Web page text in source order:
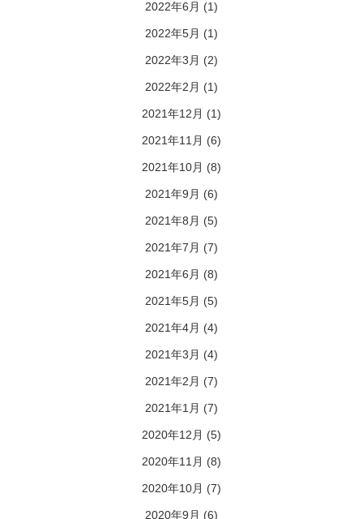
2022年6月 (1)
2022年5月 (1)
2022年3月 (2)
2022年2月 (1)
2021年12月 (1)
2021年11月 (6)
2021年10月 (8)
2021年9月 (6)
2021年8月 (5)
2021年7月 (7)
2021年6月 (8)
2021年5月 (5)
2021年4月 (4)
2021年3月 (4)
2021年2月 (7)
2021年1月 (7)
2020年12月 (5)
2020年11月 (8)
2020年10月 (7)
2020年9月 (6)